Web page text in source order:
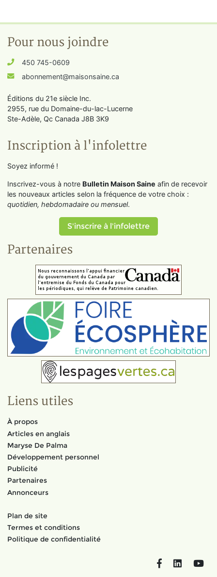
Pour nous joindre
450 745-0609
abonnement@maisonsaine.ca
Éditions du 21e siècle Inc.
2955, rue du Domaine-du-lac-Lucerne
Ste-Adèle, Qc Canada J8B 3K9
Inscription à l'infolettre
Soyez informé !
Inscrivez-vous à notre Bulletin Maison Saine afin de recevoir
les nouveaux articles selon la fréquence de votre choix :
quotidien, hebdomadaire ou mensuel.
S'inscrire à l'infolettre
Partenaires
Liens utiles
À propos
Articles en anglais
Maryse De Palma
Développement personnel
Publicité
Partenaires
Annonceurs
Plan de site
Termes et conditions
Politique de confidentialité
FacebookLinkedIn